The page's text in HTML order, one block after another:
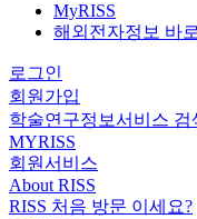
MyRISS
해외전자정보 바
로그인
회원가입
학술연구정보서비스 검
MYRISS
회원서비스
About RISS
RISS 처음 방문 이세요?